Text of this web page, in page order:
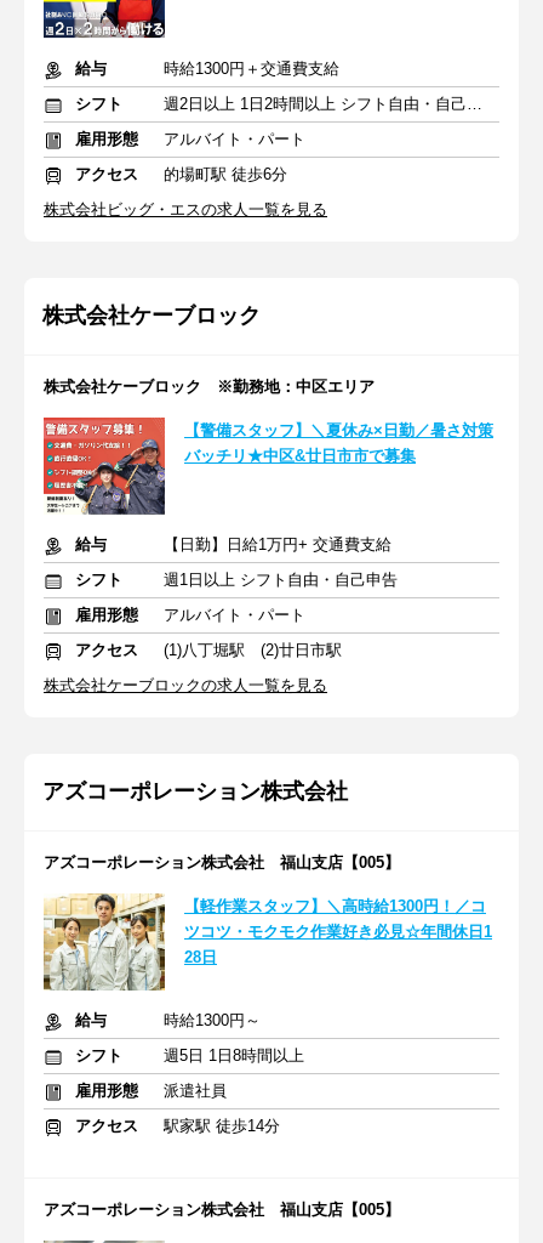
給与
時給1300円＋交通費支給
シフト
週2日以上 1日2時間以上 シフト自由・自己申告
雇用形態
アルバイト・パート
アクセス
的場町駅 徒歩6分
株式会社ビッグ・エスの求人一覧を見る
株式会社ケーブロック
株式会社ケーブロック ※勤務地：中区エリア
【警備スタッフ】＼夏休み×日勤／暑さ対策
バッチリ★中区&廿日市市で募集
給与
【日勤】日給1万円+ 交通費支給
シフト
週1日以上 シフト自由・自己申告
雇用形態
アルバイト・パート
アクセス
(1)八丁堀駅 (2)廿日市駅
株式会社ケーブロックの求人一覧を見る
アズコーポレーション株式会社
アズコーポレーション株式会社 福山支店【005】
【軽作業スタッフ】＼高時給1300円！／コ
ツコツ・モクモク作業好き必見☆年間休日1
28日
給与
時給1300円～
シフト
週5日 1日8時間以上
雇用形態
派遣社員
アクセス
駅家駅 徒歩14分
アズコーポレーション株式会社 福山支店【005】